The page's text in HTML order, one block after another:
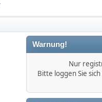
Warnung!
Nur
Bitte loggen Sie